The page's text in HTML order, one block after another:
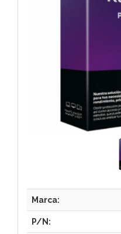
Marca:
P/N: